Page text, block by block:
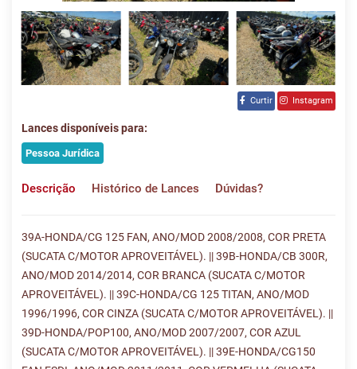
Curtir Instagram
Lances disponíveis para:
Pessoa Jurídica
Descrição Histórico de Lances Dúvidas?
39A-HONDA/CG 125 FAN, ANO/MOD 2008/2008, COR PRETA
(SUCATA C/MOTOR APROVEITÁVEL). || 39B-HONDA/CB 300R,
ANO/MOD 2014/2014, COR BRANCA (SUCATA C/MOTOR
APROVEITÁVEL). || 39C-HONDA/CG 125 TITAN, ANO/MOD
1996/1996, COR CINZA (SUCATA C/MOTOR APROVEITÁVEL). ||
39D-HONDA/POP100, ANO/MOD 2007/2007, COR AZUL
(SUCATA C/MOTOR APROVEITÁVEL). || 39E-HONDA/CG150